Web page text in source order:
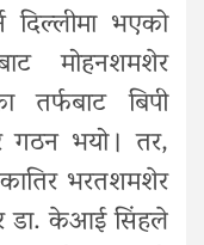
दिल्लीमा भएको
मोहनशमशेर
तर्फबाट बिपी
गठन भयो । तर,
भरतशमशेर
डा. केआई सिंहले